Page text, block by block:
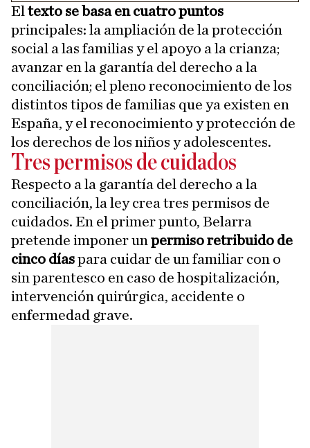
El texto se basa en cuatro puntos
principales: la ampliación de la protección
social a las familias y el apoyo a la crianza;
avanzar en la garantía del derecho a la
conciliación; el pleno reconocimiento de los
distintos tipos de familias que ya existen en
España, y el reconocimiento y protección de
los derechos de los niños y adolescentes.
Tres permisos de cuidados
Respecto a la garantía del derecho a la
conciliación, la ley crea tres permisos de
cuidados. En el primer punto, Belarra
pretende imponer un permiso retribuido de
cinco díaspara cuidar de un familiar con o
sin parentesco en caso de hospitalización,
intervención quirúrgica, accidente o
enfermedad grave.